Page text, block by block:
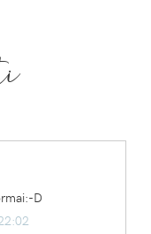
D